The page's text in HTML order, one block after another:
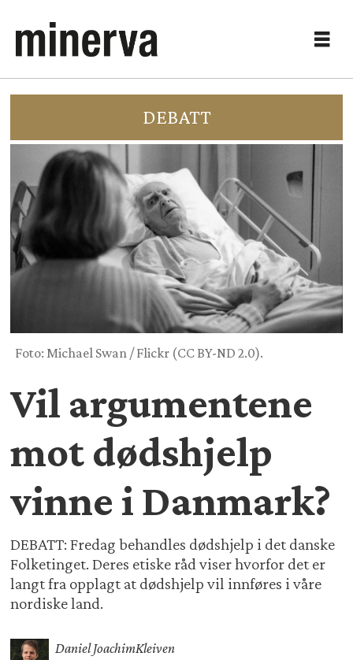
DEBATT
Foto: Michael Swan / Flickr (CC BY-ND 2.0).
Vil argumentene
mot dødshjelp
vinne i Danmark?
DEBATT: Fredag behandles dødshjelp i det danske
Folketinget. Deres etiske råd viser hvorfor det er
langt fra opplagt at dødshjelp vil innføres i våre
nordiske land.
Daniel JoachimKleiven